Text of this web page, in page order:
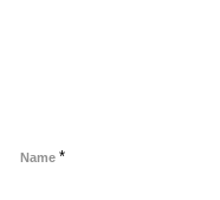
Name *